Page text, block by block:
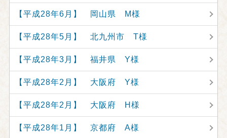
【平成28年6月】 岡山県 M様
【平成28年5月】 北九州市 T様
【平成28年3月】 福井県 Y様
【平成28年2月】 大阪府 Y様
【平成28年2月】 大阪府 H様
【平成28年1月】 京都府 A様